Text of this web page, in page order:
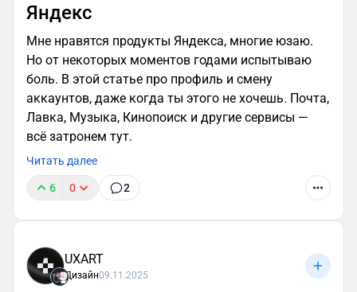
Яндекс
Мне нравятся продукты Яндекса, многие юзаю.
Но от некоторых моментов годами испытываю
боль. В этой статье про профиль и смену
аккаунтов, даже когда ты этого не хочешь. Почта,
Лавка, Музыка, Кинопоиск и другие сервисы —
всё затронем тут.
Читать далее
6 0 2
UXART
Дизайн09.11.2025